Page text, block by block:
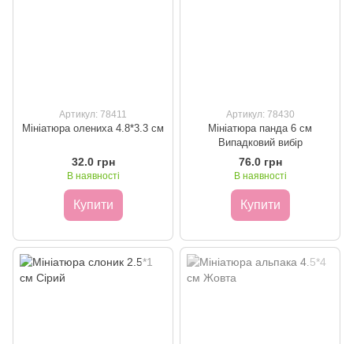
Артикул: 78411
Мініатюра олениха 4.8*3.3 см
32.0 грн
В наявності
Купити
Артикул: 78430
Мініатюра панда 6 см
Випадковий вибір
76.0 грн
В наявності
Купити